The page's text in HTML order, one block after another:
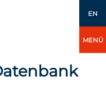
EN
MENÜ